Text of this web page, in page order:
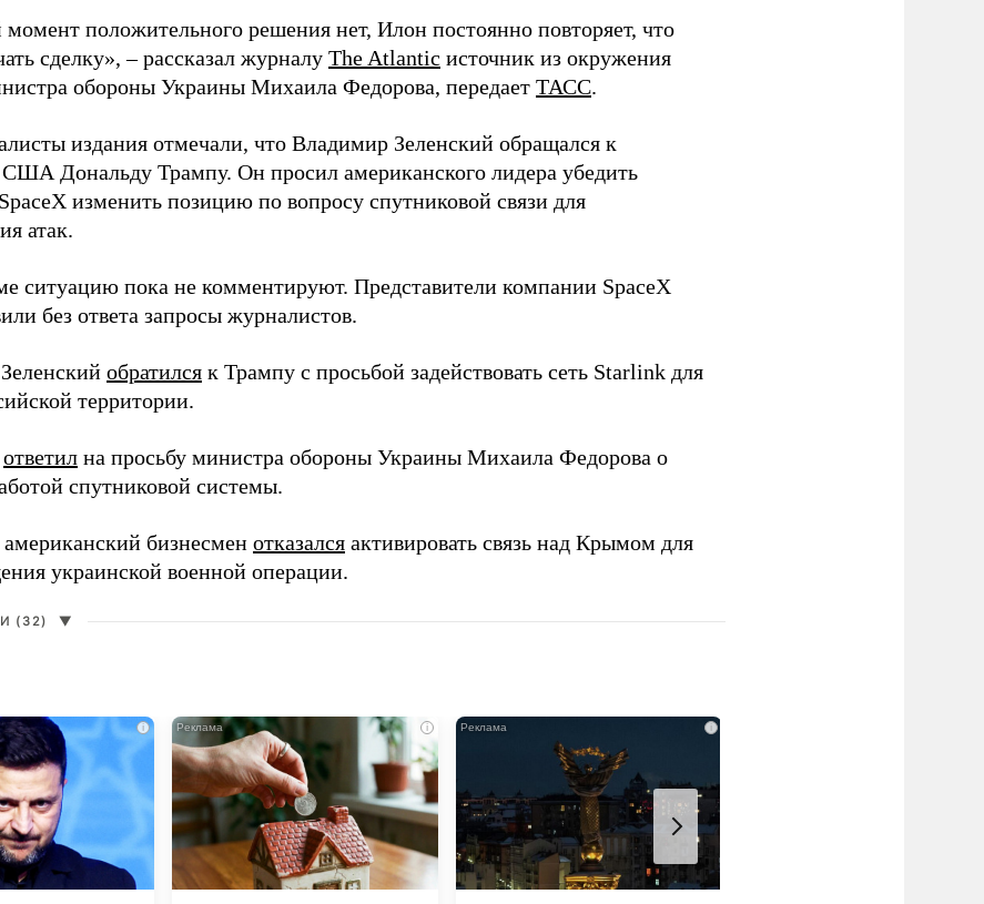
положительного решения нет, Илон постоянно повторяет, что
сделку», – рассказал журналу The Atlantic источник из окружения
обороны Украины Михаила Федорова, передает ТАСС.
издания отмечали, что Владимир Зеленский обращался к
США Дональду Трампу. Он просил американского лидера убедить
изменить позицию по вопросу спутниковой связи для
атак.
ситуацию пока не комментируют. Представители компании SpaceX
без ответа запросы журналистов.
обратился к Трампу с просьбой задействовать сеть Starlink для
территории.
ответил на просьбу министра обороны Украины Михаила Федорова о
спутниковой системы.
бизнесмен отказался активировать связь над Крымом для
украинской военной операции.
(32) ▼
i i i